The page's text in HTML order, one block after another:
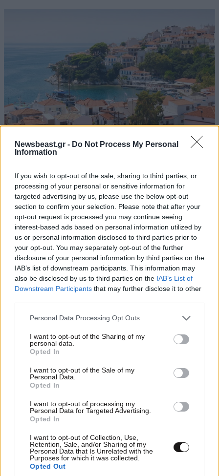
Newsbeast.gr - Do Not Process My Personal
Information
If you wish to opt-out of the sale, sharing to third parties, or
processing of your personal or sensitive information for
targeted advertising by us, please use the below opt-out
section to confirm your selection. Please note that after your
opt-out request is processed you may continue seeing
interest-based ads based on personal information utilized by
us or personal information disclosed to third parties prior to
your opt-out. You may separately opt-out of the further
disclosure of your personal information by third parties on the
IAB’s list of downstream participants. This information may
also be disclosed by us to third parties on the IAB’s List of
Downstream Participants that may further disclose it to other
Please note that this website/app uses one or more Google
not limited to your visit or usage behaviour. You may click to
grant or deny consent to Google and its third-party tags to
use your data for below specified purposes in below Google
consent section.
Personal Data Processing Opt Outs
I want to opt-out of the Sharing of my
personal data.
Opted In
I want to opt-out of the Sale of my
Personal Data.
Opted In
I want to opt-out of processing my
Personal Data for Targeted Advertising.
Opted In
I want to opt-out of Collection, Use,
Retention, Sale, and/or Sharing of my
Personal Data that Is Unrelated with the
Purposes for which it was collected.
Opted Out
Ανατριχιαστική καταγγελία στη Σκιάθο:
15χρονο και να τον εκβίαζε με βίντεο
Σοκ στη Λάρισα: Κλωνοποίησαν με AI τη φωνή
χρήματα και κοσμήματα